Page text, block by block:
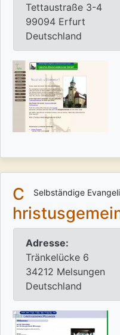
Tettaustraße 3-4
99094 Erfurt
Deutschland
Selbständige
C
Adresse:
Tränkelücke 6
34212 Melsungen
Deutschland